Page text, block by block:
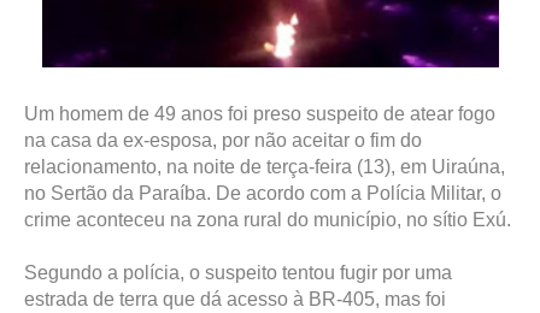
Um homem de 49 anos foi preso suspeito de atear fogo
na casa da ex-esposa, por não aceitar o fim do
relacionamento, na noite de terça-feira (13), em Uiraúna,
no Sertão da Paraíba. De acordo com a Polícia Militar, o
crime aconteceu na zona rural do município, no sítio Exú.
Segundo a polícia, o suspeito tentou fugir por uma
estrada de terra que dá acesso à BR-405, mas foi